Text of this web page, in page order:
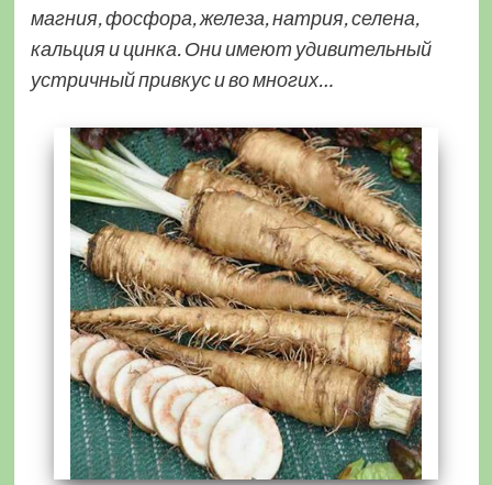
магния, фосфора, железа, натрия, селена,
кальция и цинка. Они имеют удивительный
устричный привкус и во многих…